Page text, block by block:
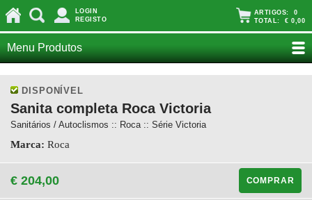
LOGIN
REGISTO
ARTIGOS: 0
TOTAL: € 0,00
Menu Produtos
DISPONÍVEL
Sanita completa Roca Victoria
Sanitários / Autoclismos :: Roca :: Série Victoria
Marca: Roca
€ 204,00 COMPRAR